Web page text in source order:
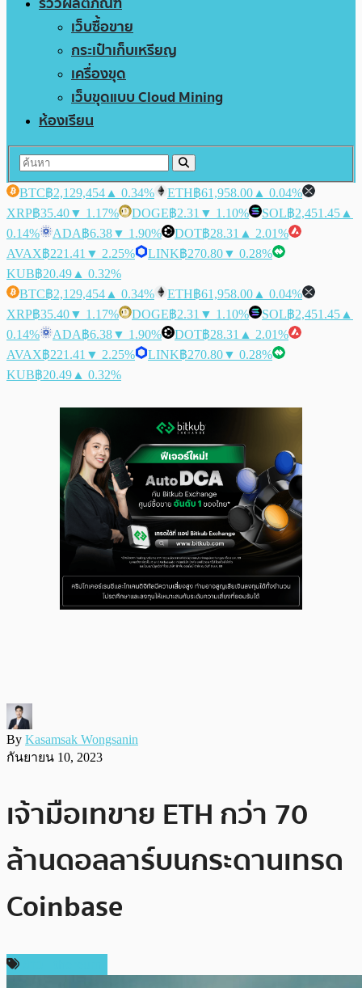
เว็บซื้อขาย
กระเป๋าเก็บเหรียญ
เครื่องขุด
เว็บขุดแบบ Cloud Mining
ห้องเรียน
BTC฿2,129,454 ▲ 0.34% ETH฿61,958.00 ▲ 0.04%
XRP฿35.40▼ 1.17% DOGE฿2.31 ▼ 1.10% SOL฿2,451.45 ▲
0.14%
ADA฿6.38▼ 1.90% DOT฿28.31 ▲ 2.01%
AVAX฿221.41 ▼ 2.25% LINK฿270.80▼ 0.28%
KUB฿20.49 ▲ 0.32%
BTC฿2,129,454 ▲ 0.34% ETH฿61,958.00 ▲ 0.04%
XRP฿35.40▼ 1.17% DOGE฿2.31 ▼ 1.10% SOL฿2,451.45 ▲
0.14%
ADA฿6.38▼ 1.90% DOT฿28.31 ▲ 2.01%
AVAX฿221.41 ▼ 2.25% LINK฿270.80▼ 0.28%
KUB฿20.49 ▲ 0.32%
By Kasamsak Wongsanin
กันยายน 10, 2023
เจ้ามือเทขาย ETH กว่า 70
ล้านดอลลาร์บนกระดานเทรด
Coinbase